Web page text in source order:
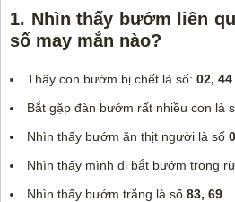
1. Nhìn thấy bướm liên
số may mắn nào?
Thấy con bướm bị chết là số: 02, 44
Bắt gặp đàn bướm rất nhiều con là
Nhìn thấy bướm ăn thịt người là số
Nhìn thấy mình đi bắt bướm trong
Nhìn thấy bướm trắng là số 83, 69